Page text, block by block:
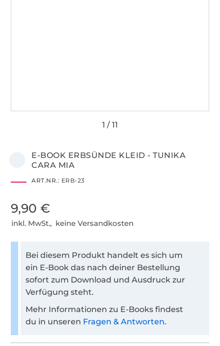
E-BOOK ERBSÜNDE KLEID - TUNIKA
CARA MIA
ART.NR.: ERB-23
9,90 €
inkl. MwSt., keine Versandkosten
Bei diesem Produkt handelt es sich um
ein E-Book das nach deiner Bestellung
sofort zum Download und Ausdruck zur
Verfügung steht.
Mehr Informationen zu E-Books findest
du in unseren Fragen & Antworten.